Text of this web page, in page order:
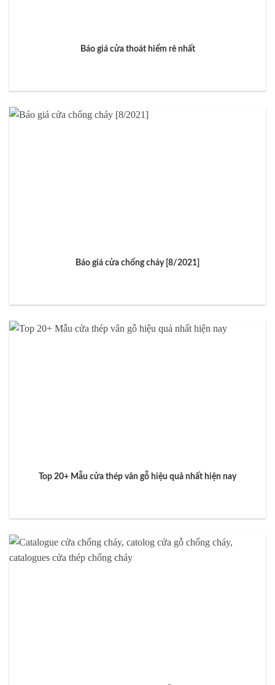
Báo giá cửa thoát hiểm rẻ nhất
Báo giá cửa chống cháy [8/2021]
Top 20+ Mẫu cửa thép vân gỗ hiệu quả nhất hiện nay